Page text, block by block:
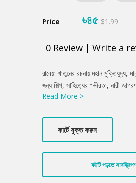
Price ৳৪৫ $1.99
0 Review | Write a
Summery
রাবেয়া খাতুনের রচনায় মহান মুক্তিযুদ্ধ,
জন্য শিল্প, সাহিত্যের গভীরতা, নারী
সঙ্গে নৈসর্গ চেতনা মিলেমিশে একাকার
ভয়, হানাদার বাহিনীর বর্বরতা প্রকাশ
নিজের চোখে দেখা নয় মাস তিনি তুলে
Read More >
কার্টে যুক্ত করুন
বইটি পড়তে